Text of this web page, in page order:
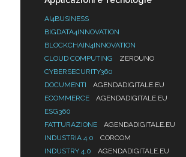
AI4BUSINESS
BIGDATA4INNOVATION
BLOCKCHAIN4INNOVATION
CLOUD COMPUTING
ZEROUNO
CYBERSECURITY360
DOCUMENTI
AGENDADIGITALE.EU
ECOMMERCE
AGENDADIGITALE.EU
ESG360
FATTURAZIONE
AGENDADIGITALE.EU
INDUSTRIA 4.0
CORCOM
INDUSTRY 4.0
AGENDADIGITALE.EU